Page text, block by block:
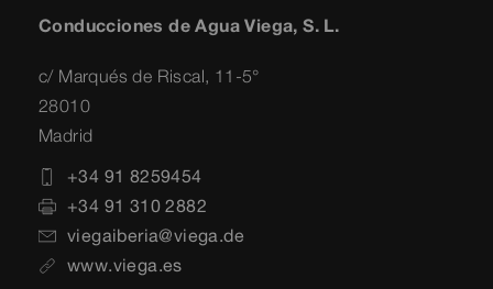
Conducciones de Agua Viega, S. L.
c/ Marqués de Riscal, 11-5°
28010
Madrid
+34 91 8259454
+34 91 310 2882
viegaiberia@viega.de
www.viega.es